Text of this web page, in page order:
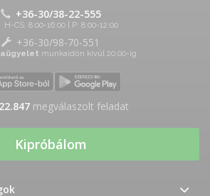
+36-30/38-22-555
H-CS: 8:00-16:00 | P: 8:00-12:00
+36-30/98-70-551
munkaidőn kívül 20:00-ig
megválaszolt feladat
Kipróbálom